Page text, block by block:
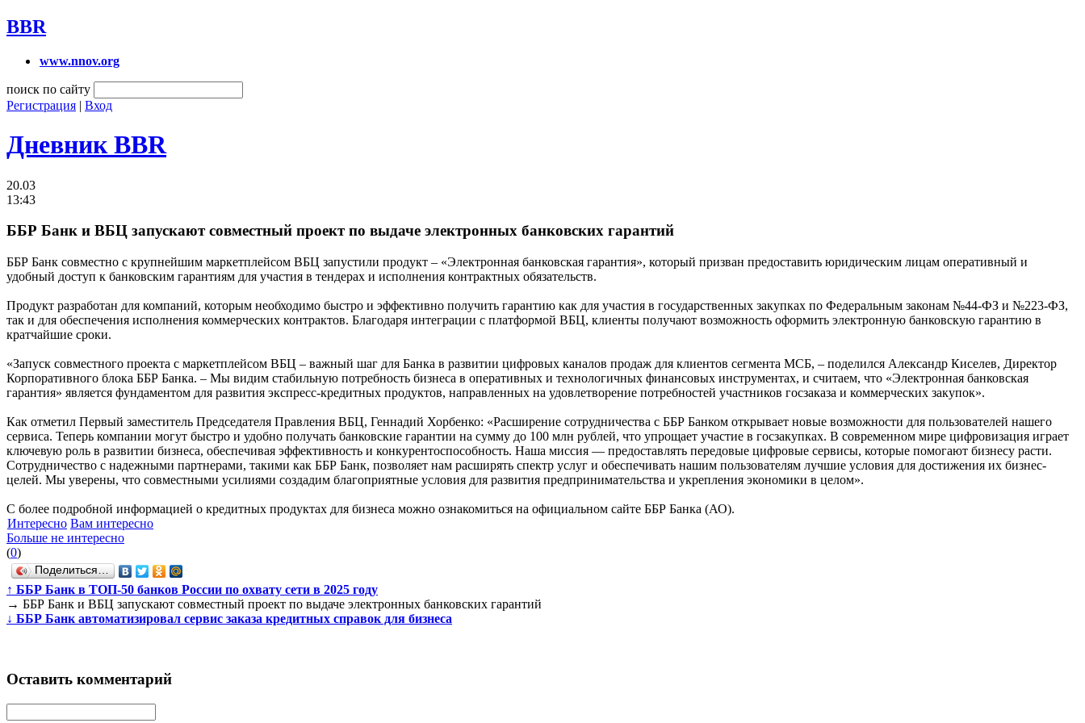
BBR
www.nnov.org
поиск по сайту
Регистрация | Вход
Дневник BBR
20.03
13:43
ББР Банк и ВБЦ запускают совместный проект по выдаче электронных банковских гарантий
ББР Банк совместно с крупнейшим маркетплейсом ВБЦ запустили продукт – «Электронная банковская гарантия», который призван предоставить юридическим лицам оперативный и
удобный доступ к банковским гарантиям для участия в тендерах и исполнения контрактных обязательств.
Продукт разработан для компаний, которым необходимо быстро и эффективно получить гарантию как для участия в государственных закупках по Федеральным законам №44-ФЗ и №223-ФЗ,
так и для обеспечения исполнения коммерческих контрактов. Благодаря интеграции с платформой ВБЦ, клиенты получают возможность оформить электронную банковскую гарантию в
кратчайшие сроки.
«Запуск совместного проекта с маркетплейсом ВБЦ – важный шаг для Банка в развитии цифровых каналов продаж для клиентов сегмента МСБ, – поделился Александр Киселев, Директор
Корпоративного блока ББР Банка. – Мы видим стабильную потребность бизнеса в оперативных и технологичных финансовых инструментах, и считаем, что «Электронная банковская
гарантия» является фундаментом для развития экспресс-кредитных продуктов, направленных на удовлетворение потребностей участников госзаказа и коммерческих закупок».
Как отметил Первый заместитель Председателя Правления ВБЦ, Геннадий Хорбенко: «Расширение сотрудничества с ББР Банком открывает новые возможности для пользователей нашего
сервиса. Теперь компании могут быстро и удобно получать банковские гарантии на сумму до 100 млн рублей, что упрощает участие в госзакупках. В современном мире цифровизация играет
ключевую роль в развитии бизнеса, обеспечивая эффективность и конкурентоспособность. Наша миссия — предоставлять передовые цифровые сервисы, которые помогают бизнесу расти.
Сотрудничество с надежными партнерами, такими как ББР Банк, позволяет нам расширять спектр услуг и обеспечивать нашим пользователям лучшие условия для достижения их бизнес-
целей. Мы уверены, что совместными усилиями создадим благоприятные условия для развития предпринимательства и укрепления экономики в целом».
С более подробной информацией о кредитных продуктах для бизнеса можно ознакомиться на официальном сайте ББР Банка (АО).
Интересно Вам интересно
Больше не интересно
(0)
Поделиться…
↑ ББР Банк в ТОП-50 банков России по охвату сети в 2025 году
→ ББР Банк и ВБЦ запускают совместный проект по выдаче электронных банковских гарантий
↓ ББР Банк автоматизировал сервис заказа кредитных справок для бизнеса
Оставить комментарий